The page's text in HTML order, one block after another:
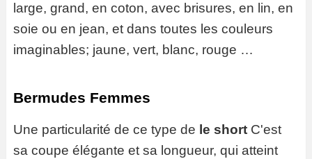
large, grand, en coton, avec brisures, en lin, en
soie ou en jean, et dans toutes les couleurs
imaginables; jaune, vert, blanc, rouge …
Bermudes Femmes
Une particularité de ce type de le short C'est
sa coupe élégante et sa longueur, qui atteint